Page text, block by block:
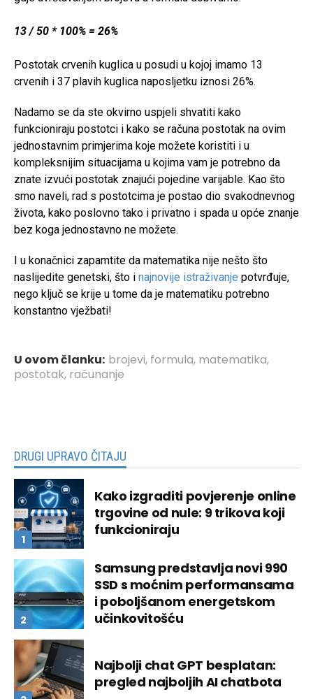
13 / 50 * 100% = 26%
Postotak crvenih kuglica u posudi u kojoj imamo 13
crvenih i 37 plavih kuglica naposljetku iznosi 26%.
Nadamo se da ste okvirno uspjeli shvatiti kako
funkcioniraju postotci i kako se računa postotak na ovim
jednostavnim primjerima koje možete koristiti i u
kompleksnijim situacijama u kojima vam je potrebno da
znate izvući postotak znajući pojedine varijable. Kao što
smo naveli, rad s postotcima je postao dio svakodnevnog
života, kako poslovno tako i privatno i spada u opće znanje
bez koga jednostavno ne možete.
I u konačnici zapamtite da matematika nije nešto što
naslijedite genetski, što i najnovije istraživanje potvrđuje,
nego ključ se krije u tome da je matematiku potrebno
konstantno vježbati!
U ovom članku: brojevi, formula, matematika,
postotak, računanje
DRUGI UPRAVO ČITAJU
Kako izgraditi povjerenje online
trgovine od nule: 9 trikova koji
funkcioniraju
Samsung predstavlja novi 990
SSD s moćnim performansama
i poboljšanom energetskom
učinkovitošću
Najbolji chat GPT besplatan:
pregled najboljih AI chatbota